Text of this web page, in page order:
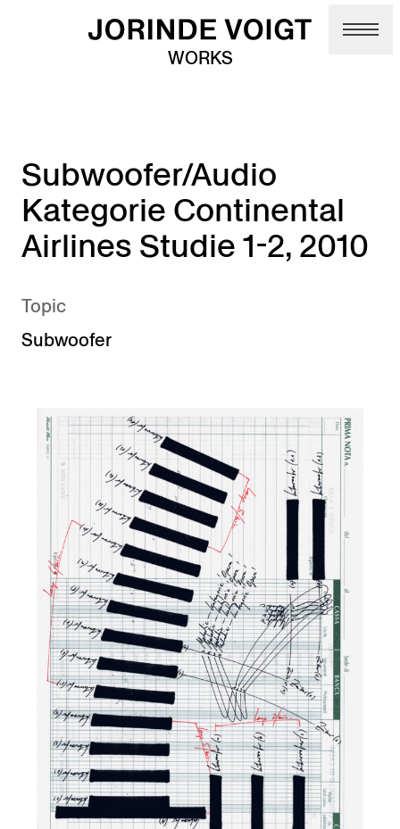
Skip to main content
WORKS
Subwoofer/Audio
Kategorie Continental
Airlines Studie 1-2, 2010
Topic
Subwoofer